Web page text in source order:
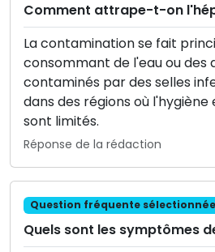
Comment attrape-t-on
La contamination se fait
consommant de l'eau ou des
contaminés par des selles
dans des régions où
sont limités.
Réponse de la rédaction
Question fréquente
Quels sont les symptômes